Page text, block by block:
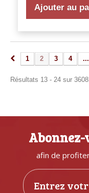
Ajouter au
1 2 3 4 ...
Résultats 13 - 24 sur 3608.
afin de